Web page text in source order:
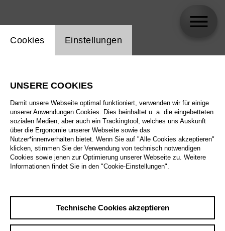
Biographie
Spielplan
Einstellung Website Cookie
Cookies Einstellungen
UNSERE COOKIES
Damit unsere Webseite optimal funktioniert, verwenden wir für einige
unserer Anwendungen Cookies. Dies beinhaltet u. a. die eingebetteten
sozialen Medien, aber auch ein Trackingtool, welches uns Auskunft
über die Ergonomie unserer Webseite sowie das
Nutzer*innenverhalten bietet. Wenn Sie auf "Alle Cookies akzeptieren"
klicken, stimmen Sie der Verwendung von technisch notwendigen
Cookies sowie jenen zur Optimierung unserer Webseite zu. Weitere
Informationen findet Sie in den "Cookie-Einstellungen".
Technische Cookies akzeptieren